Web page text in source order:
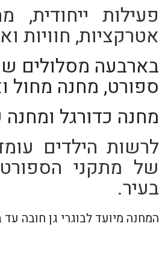
פעילות ייחודית,
אטרקציות, חוויות
בארבעה מסלולים
ספורט, מחנה מחול
מחנה כדורגל
לרשות הילדים
של מתקני הספורט
בעיר.
המחנה מיועד לבוגרי גן חובה עד